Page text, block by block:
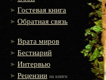
Гостевая книга
Обратная связь
Врата миров
Бестиарий
Интервью
Рецензии на книги